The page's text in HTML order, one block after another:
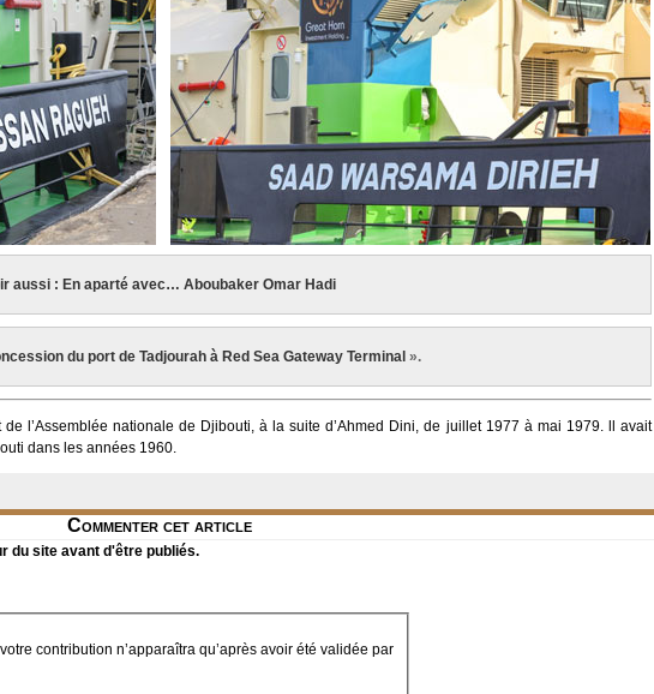
aussi : En aparté avec… Aboubaker Omar Hadi
du port de Tadjourah à Red Sea Gateway Terminal ».
l’Assemblée nationale de Djibouti, à la suite d’Ahmed Dini, de juillet 1977 à mai 1979. ll avait
dans les années 1960.
Commenter cet article
du site avant d'être publiés.
contribution n’apparaîtra qu’après avoir été validée par